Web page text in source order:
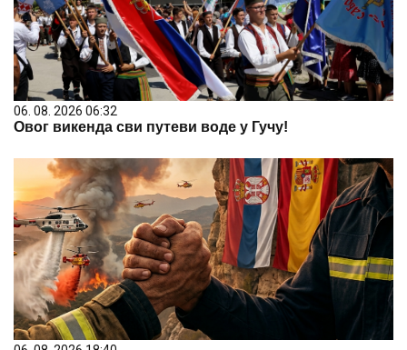
06. 08. 2026 06:32
Овог викенда сви путеви воде у Гучу!